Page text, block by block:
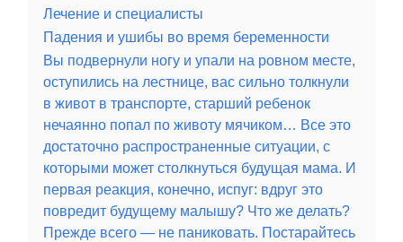
Лечение и специалисты
Падения и ушибы во время беременности
Вы подвернули ногу и упали на ровном месте,
оступились на лестнице, вас сильно толкнули
в живот в транспорте, старший ребенок
нечаянно попал по животу мячиком… Все это
достаточно распространенные ситуации, с
которыми может столкнуться будущая мама. И
первая реакция, конечно, испуг: вдруг это
повредит будущему малышу? Что же делать?
Прежде всего — не паниковать. Постарайтесь